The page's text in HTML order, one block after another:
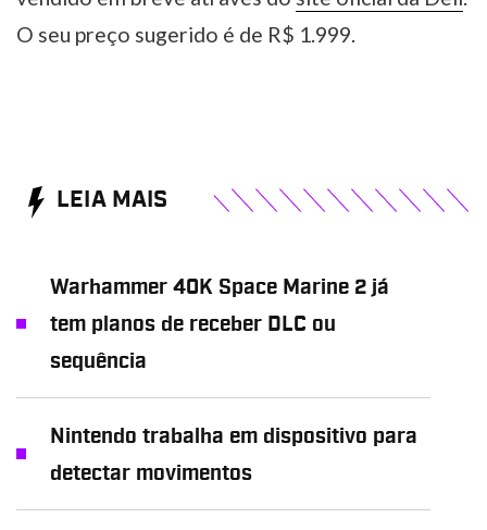
O seu preço sugerido é de R$ 1.999.
LEIA MAIS
Warhammer 40K Space Marine 2 já
tem planos de receber DLC ou
sequência
Nintendo trabalha em dispositivo para
detectar movimentos